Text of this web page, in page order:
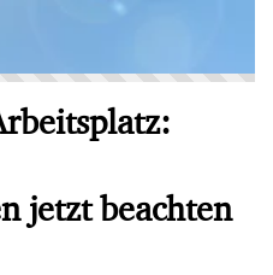
jetzt beachten